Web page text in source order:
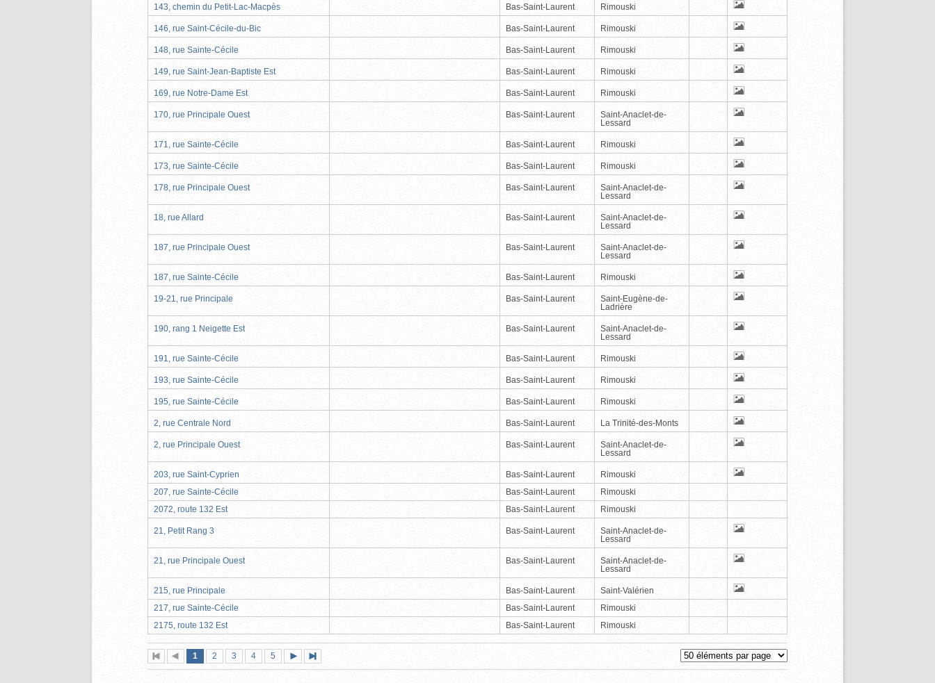
143, chemin du Petit-Lac-Macpès Bas-Saint-Laurent Rimouski
146, rue Saint-Cécile-du-Bic Bas-Saint-Laurent Rimouski
148, rue Sainte-Cécile Bas-Saint-Laurent Rimouski
149, rue Saint-Jean-Baptiste Est Bas-Saint-Laurent Rimouski
169, rue Notre-Dame Est Bas-Saint-Laurent Rimouski
170, rue Principale Ouest Bas-Saint-Laurent
Saint-Anaclet-de-
Lessard
171, rue Sainte-Cécile Bas-Saint-Laurent Rimouski
173, rue Sainte-Cécile Bas-Saint-Laurent Rimouski
178, rue Principale Ouest Bas-Saint-Laurent
Saint-Anaclet-de-
Lessard
18, rue Allard Bas-Saint-Laurent
Saint-Anaclet-de-
Lessard
187, rue Principale Ouest Bas-Saint-Laurent
Saint-Anaclet-de-
Lessard
187, rue Sainte-Cécile Bas-Saint-Laurent Rimouski
19-21, rue Principale Bas-Saint-Laurent
Saint-Eugène-de-
Ladrière
190, rang 1 Neigette Est Bas-Saint-Laurent
Saint-Anaclet-de-
Lessard
191, rue Sainte-Cécile Bas-Saint-Laurent Rimouski
193, rue Sainte-Cécile Bas-Saint-Laurent Rimouski
195, rue Sainte-Cécile Bas-Saint-Laurent Rimouski
2, rue Centrale Nord Bas-Saint-Laurent La Trinité-des-Monts
2, rue Principale Ouest Bas-Saint-Laurent
Saint-Anaclet-de-
Lessard
203, rue Saint-Cyprien Bas-Saint-Laurent
Rimouski
207, rue Sainte-Cécile
Bas-Saint-Laurent
Rimouski
2072, route 132 Est
Bas-Saint-Laurent Rimouski
21, Petit Rang 3 Bas-Saint-Laurent
Saint-Anaclet-de-
Lessard
21, rue Principale Ouest Bas-Saint-Laurent
Saint-Anaclet-de-
Lessard
215, rue Principale Bas-Saint-Laurent
Saint-Valérien
217, rue Sainte-Cécile
Bas-Saint-Laurent
Rimouski
2175, route 132 Est
Bas-Saint-Laurent Rimouski
Première
page
Page
précédente
Page
1 (page
actuelle)
Page
2 Page
3 Page
4 Page
5
suivante
page